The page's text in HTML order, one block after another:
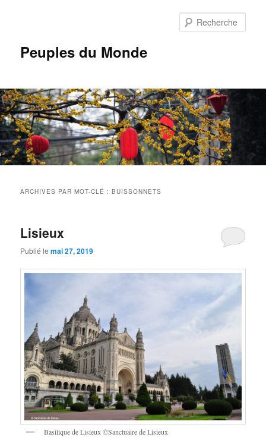
Peuples du Monde
ARCHIVES PAR MOT-CLÉ :BUISSONNETS
Lisieux
Publié lemai 27, 2019
Basilique de Lisieux ©Sanctuaire de Lisieux